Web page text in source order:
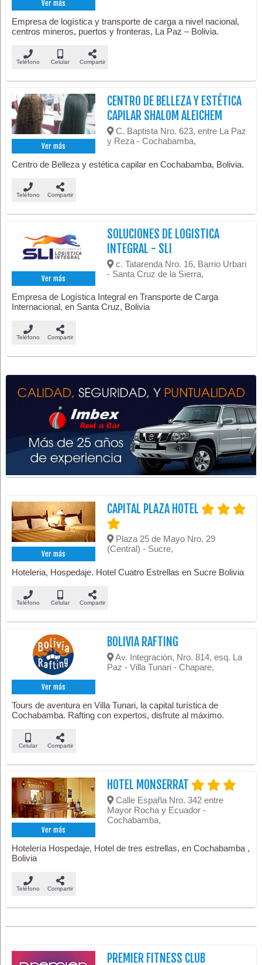
Ver más
Empresa de logística y transporte de carga a nivel nacional,
centros mineros, puertos y fronteras, La Paz – Bolivia.
Teléfono Celular Compartir
Ver más
CENTRO DE BELLEZA Y ESTÉTICA
CAPILAR SHALOM ALEICHEM
C. Baptista Nro. 623, entre La Paz
y Reza - Cochabamba,
Centro de Belleza y estética capilar en Cochabamba, Bolivia.
Teléfono Compartir
Ver más
SOLUCIONES DE LOGISTICA
INTEGRAL - SLI
c. Tatarenda Nro. 16, Barrio Urbari
- Santa Cruz de la Sierra,
Empresa de Logística Integral en Transporte de Carga
Internacional, en Santa Cruz, Bolivia
Teléfono Compartir
Ver más
CAPITAL PLAZA HOTEL
Plaza 25 de Mayo Nro. 29
(Central) - Sucre,
Hoteleria, Hospedaje. Hotel Cuatro Estrellas en Sucre Bolivia
Teléfono Celular Compartir
Ver más
BOLIVIA RAFTING
Av. Integración, Nro. 814, esq. La
Paz - Villa Tunari - Chapare,
Tours de aventura en Villa Tunari, la capital turística de
Cochabamba. Rafting con expertos, disfrute al máximo.
Celular Compartir
Ver más
HOTEL MONSERRAT
Calle España Nro. 342 entre
Mayor Rocha y Ecuador -
Cochabamba,
Hotelería Hospedaje, Hotel de tres estrellas, en Cochabamba ,
Bolivia
Teléfono Compartir
PREMIER FITNESS CLUB